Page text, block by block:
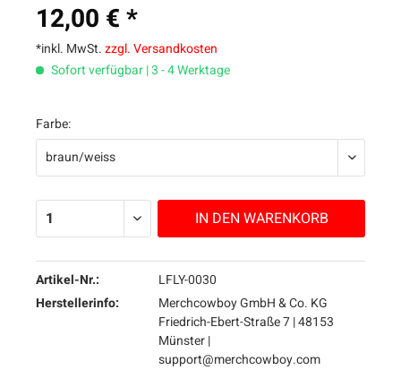
12,00 € *
*inkl. MwSt.zzgl. Versandkosten
Sofort verfügbar | 3 - 4 Werktage
Farbe:
IN DEN WARENKORB
Artikel-Nr.:
LFLY-0030
Herstellerinfo:
Merchcowboy GmbH & Co. KG
Friedrich-Ebert-Straße 7 | 48153
Münster |
support@merchcowboy.com